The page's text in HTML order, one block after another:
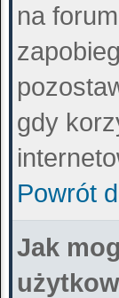
na
gdy
Powrót
Jak